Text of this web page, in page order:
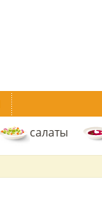
салаты